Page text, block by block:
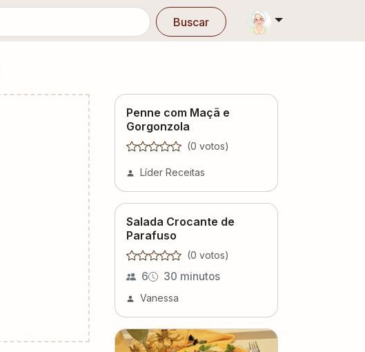
Buscar
Penne com Maçã e
Gorgonzola
(0 votos)
Líder Receitas
Salada Crocante de
Parafuso
(0 votos)
6 30 minutos
Vanessa